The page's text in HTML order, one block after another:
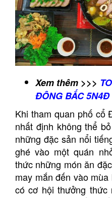
Xem thêm >>>
ĐÔNG BẮC 5N4Đ
Khi tham quan phố cổ
nhất định không thể
những đặc sản nổi
ghé vào một quán
thức những món ăn
may mắn đến vào
có cơ hội thưởng thức